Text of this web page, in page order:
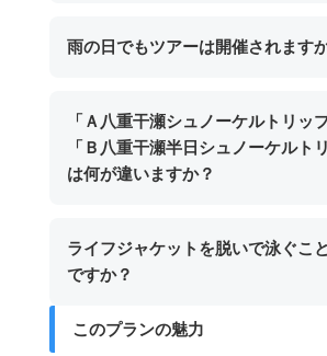
いかねますのでご注意ください。
ているレンタルカメラ（期間限定
し中）のご利用がおすすめです。
にお声がけいただければ、その場
ポイントまでの乗船時間は比較的
んど感じません。船酔いが心配な
酔い止め薬の服用や十分な睡眠を
いただくと、より快適に美しい海
雨の日でもツアーは開催されます
海況に問題がなければ、雨の日で
本的に開催いたします。宮古島の
透明度が高く、濁って視界が悪く
楽しみいただけますのでご安心く
「Ａ八重干瀬シュノーケルトリッ
「Ｂ八重干瀬半日シュノーケルト
は何が違いますか？
所要時間及びご案内するポイント
す。
間3時間で2～3スポット
ライフジャケットを脱いで泳ぐこ
ですか？
安全管理上の観点から、ライフジ
このプランの魅力